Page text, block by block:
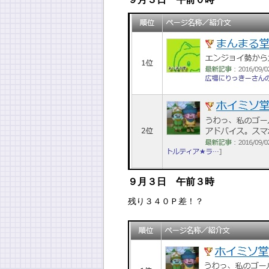
９月３日 午前３時
残り３４０Ｐ差！？